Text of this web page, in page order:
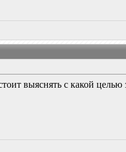
выяснять с какой целью